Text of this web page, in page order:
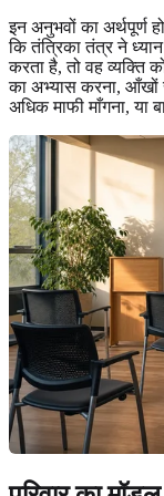
इन अनुभवों का अर्थपूर्ण
कि तंत्रिका तंत्र ने
करता है, तो वह व्यक्ति
का अभ्यास करना, आँखों
अधिक माफी माँगना, या